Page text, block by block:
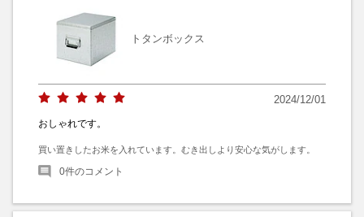
トタンボックス
2024/12/01
おしゃれです。
買い置きしたお米を入れています。むき出しより安心な気がします。
0件のコメント